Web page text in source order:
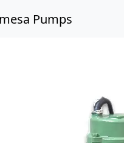
de Productos